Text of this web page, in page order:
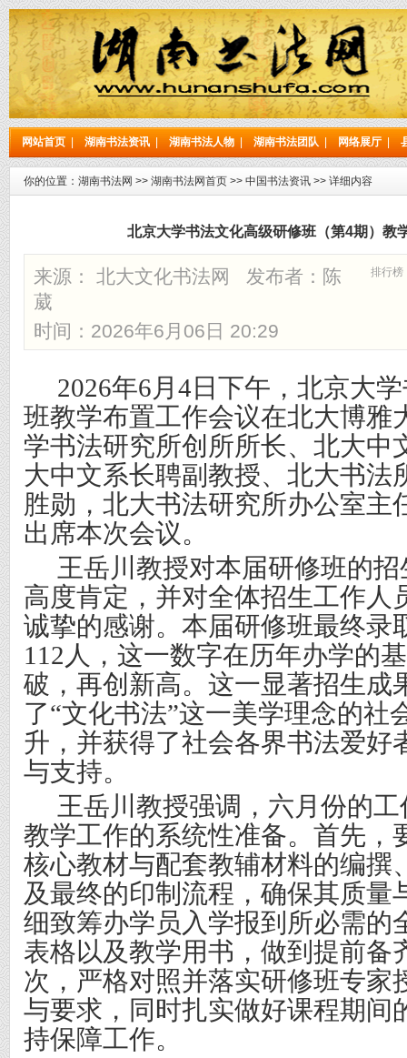
网站首页 湖南书法资讯 湖南书法人物 湖南书法团队 网络展厅
你的位置： 湖南书法网 >> 湖南书法网首页 >> 中国书法资讯 >> 详细内容
北京大学书法文化高级研修班（第4期）教
排行榜
来源： 北大文化书法网 发布者： 陈
葳
时间：2026年6月06日 20:29
2026年6月4日下午，北京大
班教学布置工作会议在北大博雅
学书法研究所创所所长、北大中
大中文系长聘副教授、北大书法
胜勋，北大书法研究所办公室主
出席本次会议。
王岳川教授对本届研修班的
高度肯定，并对全体招生工作人
诚挚的感谢。本届研修班最终录
112人，这一数字在历年办学的
破，再创新高。这一显著招生成
了“文化书法”这一美学理念的社
升，并获得了社会各界书法爱好
与支持。
王岳川教授强调，六月份的
教学工作的系统性准备。首先，
核心教材与配套教辅材料的编撰
及最终的印制流程，确保其质量
细致筹办学员入学报到所必需的
表格以及教学用书，做到提前备
次，严格对照并落实研修班专家
与要求，同时扎实做好课程期间
持保障工作。